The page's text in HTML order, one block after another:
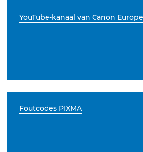
YouTube-kanaal van Canon Europe
Foutcodes PIXMA